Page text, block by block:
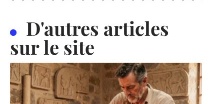
D'autres articles
sur le site